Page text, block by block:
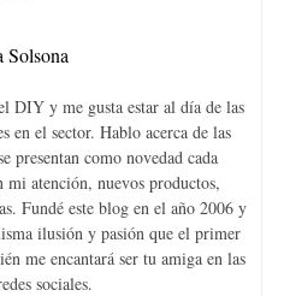
Solsona
DIY y me gusta estar al día de las
en el sector. Hablo acerca de las
presentan como novedad cada
atención, nuevos productos,
Fundé este blog en el año 2006 y
ilusión y pasión que el primer
me encantará ser tu amiga en las
sociales.